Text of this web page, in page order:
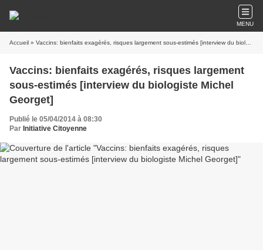
MENU
Accueil » Vaccins: bienfaits exagérés, risques largement sous-estimés [interview du biologiste Michel Georget]
Vaccins: bienfaits exagérés, risques largement
sous-estimés [interview du biologiste Michel
Georget]
Publié le 05/04/2014 à 08:30
Par Initiative Citoyenne